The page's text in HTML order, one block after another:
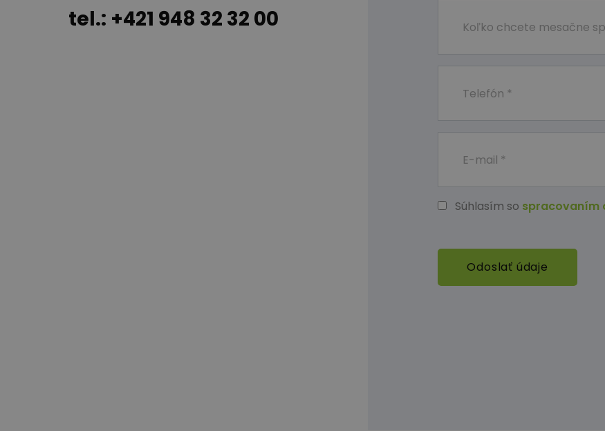
tel.: +421 948 32 32 00
Súhlasím so spracovaním
Odoslať údaje